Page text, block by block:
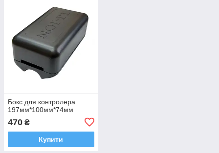
Бокс для контролера
197мм*100мм*74мм
470 ₴
Купити